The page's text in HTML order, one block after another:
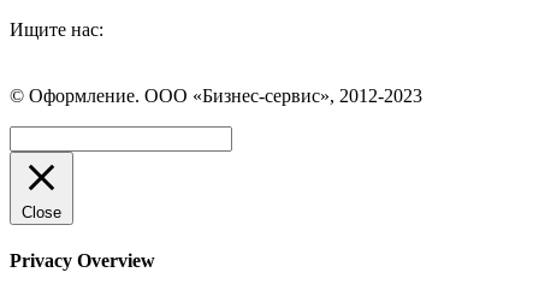
Ищите нас:
Вконтакте
открывается
в
новом
окне
WhatsApp
открывается
в
новом
окне
Telegram
открывается
в
новом
окне
© Оформление. ООО «Бизнес-сервис», 2012-2023
Close
Privacy Overview